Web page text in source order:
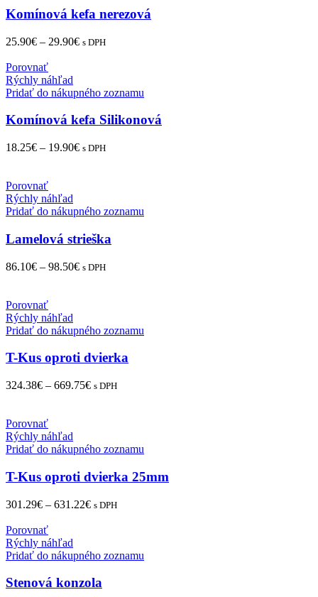
Komínová kefa nerezová
25.90€ – 29.90€ s DPH
Porovnať
Rýchly náhľad
Pridať do nákupného zoznamu
Komínová kefa Silikonová
18.25€ – 19.90€ s DPH
Porovnať
Rýchly náhľad
Pridať do nákupného zoznamu
Lamelová strieška
86.10€ – 98.50€ s DPH
Porovnať
Rýchly náhľad
Pridať do nákupného zoznamu
T-Kus oproti dvierka
324.38€ – 669.75€ s DPH
Porovnať
Rýchly náhľad
Pridať do nákupného zoznamu
T-Kus oproti dvierka 25mm
301.29€ – 631.22€ s DPH
Porovnať
Rýchly náhľad
Pridať do nákupného zoznamu
Stenová konzola